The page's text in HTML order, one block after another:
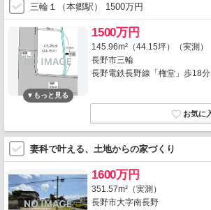
三輪１（本郷駅） 1500万円
1500万円
145.96m²（44.15坪）（実測）
長野市三輪
長野電鉄長野線「権堂」歩18分
妻科で叶える、土地からの家づくり
1600万円
351.57m²（実測）
長野市大字南長野